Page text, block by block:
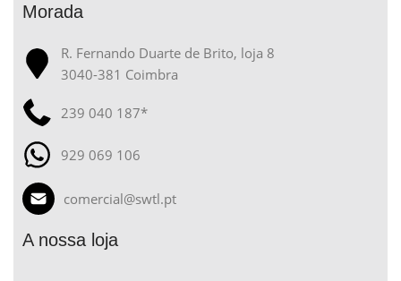
Morada
R. Fernando Duarte de Brito, loja 8
3040-381 Coimbra
239 040 187*
929 069 106
comercial@swtl.pt
A nossa loja